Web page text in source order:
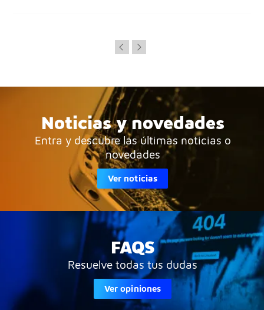
Noticias y novedades
Entra y descubre las últimas noticias o
novedades
Ver noticias
FAQS
Resuelve todas tus dudas
Ver opiniones